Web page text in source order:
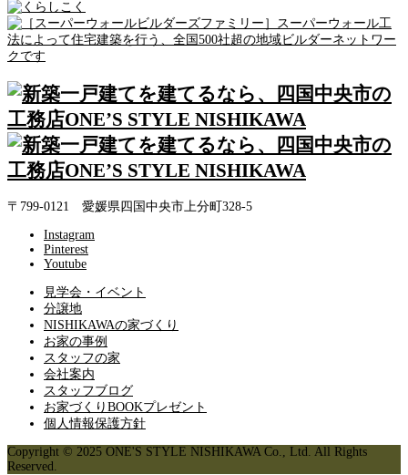
〒799-0121 愛媛県四国中央市上分町328-5
Instagram
Pinterest
Youtube
見学会・イベント
分譲地
NISHIKAWAの家づくり
お家の事例
スタッフの家
会社案内
スタッフブログ
お家づくりBOOKプレゼント
個人情報保護方針
Copyright © 2025 ONE'S STYLE NISHIKAWA Co., Ltd. All Rights
Reserved.